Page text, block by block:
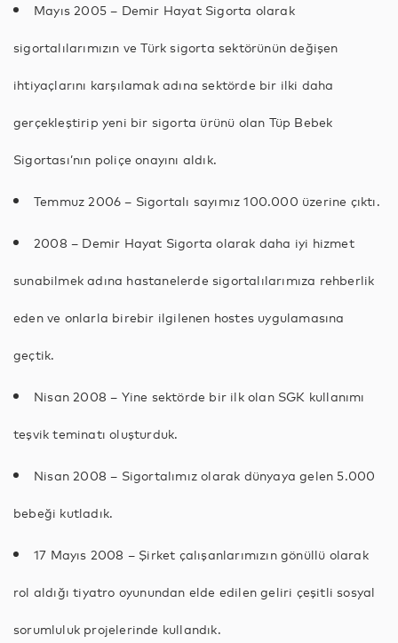
Mayıs 2005 – Demir Hayat Sigorta olarak
sigortalılarımızın ve Türk sigorta sektörünün değişen
ihtiyaçlarını karşılamak adına sektörde bir ilki daha
gerçekleştirip yeni bir sigorta ürünü olan Tüp Bebek
Sigortası’nın poliçe onayını aldık.
Temmuz 2006 – Sigortalı sayımız 100.000 üzerine çıktı.
2008 – Demir Hayat Sigorta olarak daha iyi hizmet
sunabilmek adına hastanelerde sigortalılarımıza rehberlik
eden ve onlarla birebir ilgilenen hostes uygulamasına
geçtik.
Nisan 2008 – Yine sektörde bir ilk olan SGK kullanımı
teşvik teminatı oluşturduk.
Nisan 2008 – Sigortalımız olarak dünyaya gelen 5.000
bebeği kutladık.
17 Mayıs 2008 – Şirket çalışanlarımızın gönüllü olarak
rol aldığı tiyatro oyunundan elde edilen geliri çeşitli sosyal
sorumluluk projelerinde kullandık.